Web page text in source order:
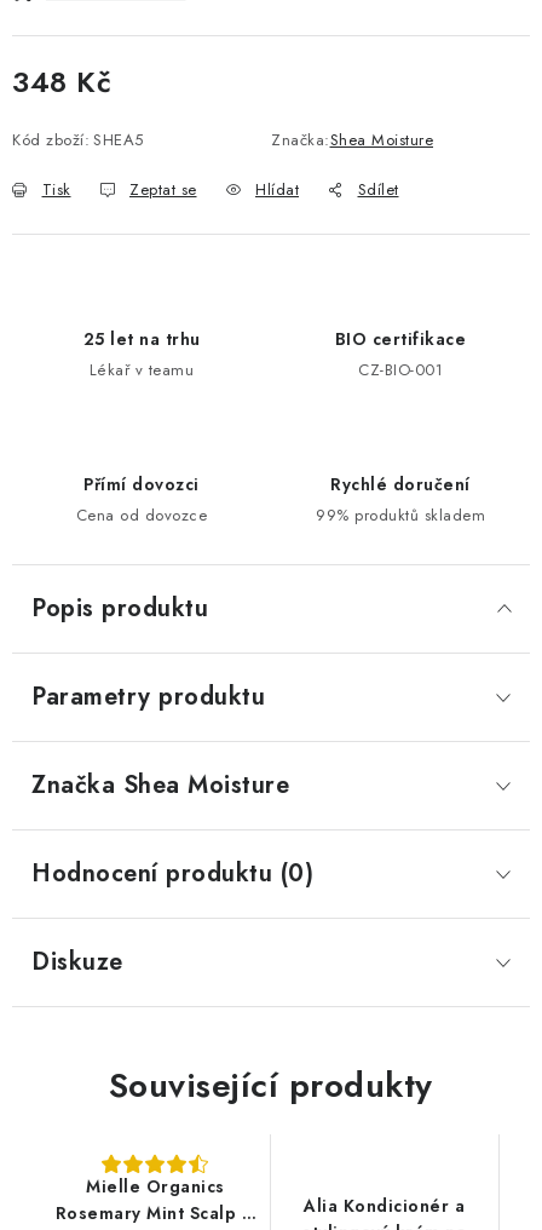
348 Kč
Kód zboží: SHEA5 Značka:Shea Moisture
Tisk Zeptat se Hlídat Sdílet
25 let na trhu
Lékař v teamu
BIO certifikace
CZ-BIO-001
Přímí dovozci
Cena od dovozce
Rychlé doručení
99% produktů skladem
Popis produktu
Parametry produktu
Značka Shea Moisture
Hodnocení produktu (0)
Diskuze
Související produkty
Mielle Organics
Rosemary Mint Scalp &
Alia Kondicionér a